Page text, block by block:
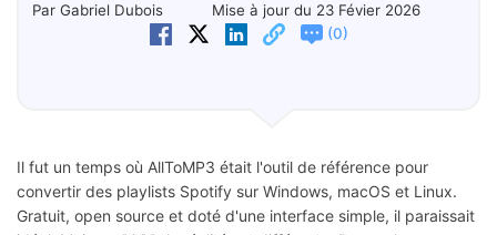
Par Gabriel Dubois
Mise à jour du 23 Févier 2026
(0)
Il fut un temps où AllToMP3 était l'outil de référence pour
convertir des playlists Spotify sur Windows, macOS et Linux.
Gratuit, open source et doté d'une interface simple, il paraissait